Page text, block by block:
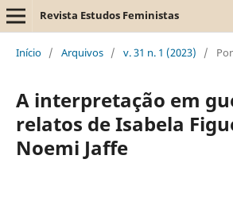
Revista Estudos Feministas
Início / Arquivos / v. 31 n. 1 (2023) /
A interpretação em
relatos de Isabela
Noemi Jaffe